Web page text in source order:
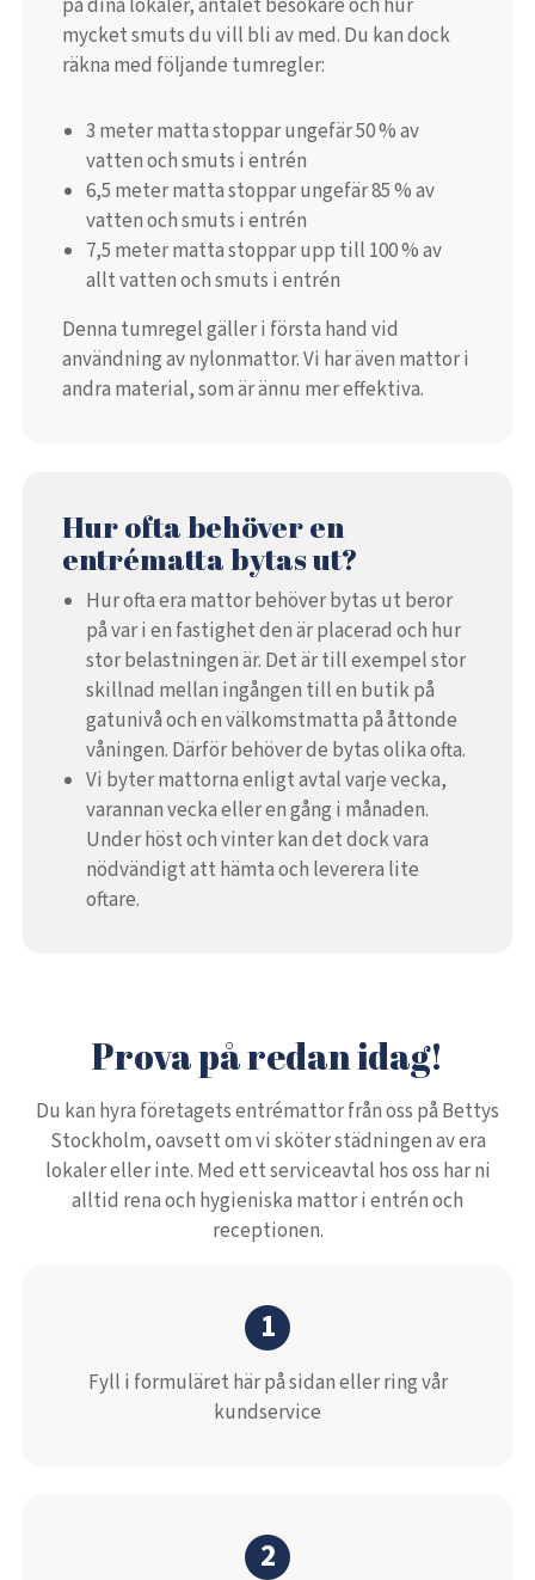
mycket smuts du vill bli av med. Du kan dock
räkna med följande tumregler:
3 meter matta stoppar ungefär 50 % av
vatten och smuts i entrén
6,5 meter matta stoppar ungefär 85 % av
vatten och smuts i entrén
7,5 meter matta stoppar upp till 100 % av
allt vatten och smuts i entrén
Denna tumregel gäller i första hand vid
användning av nylonmattor. Vi har även mattor i
andra material, som är ännu mer effektiva.
Hur ofta behöver en
entrématta bytas ut?
Hur ofta era mattor behöver bytas ut beror
på var i en fastighet den är placerad och hur
stor belastningen är. Det är till exempel stor
skillnad mellan ingången till en butik på
gatunivå och en välkomstmatta på åttonde
våningen. Därför behöver de bytas olika ofta.
Vi byter mattorna enligt avtal varje vecka,
varannan vecka eller en gång i månaden.
Under höst och vinter kan det dock vara
nödvändigt att hämta och leverera lite
oftare.
Prova på redan idag!
Du kan hyra företagets entrémattor från oss på Bettys
Stockholm, oavsett om vi sköter städningen av era
lokaler eller inte. Med ett serviceavtal hos oss har ni
alltid rena och hygieniska mattor i entrén och
receptionen.
1
Fyll i formuläret här på sidan eller ring vår
kundservice
2